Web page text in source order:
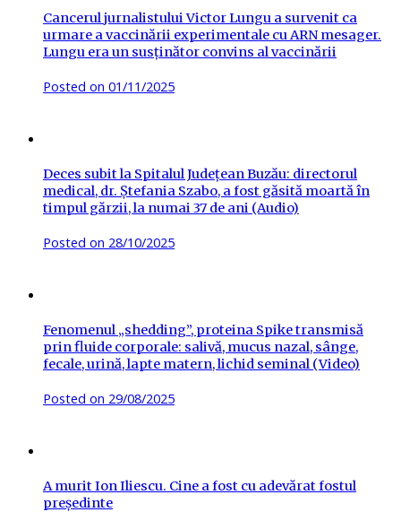
Cancerul jurnalistului Victor Lungu a survenit ca
urmare a vaccinării experimentale cu ARN mesager.
Lungu era un susținător convins al vaccinării
Posted on 01/11/2025
Deces subit la Spitalul Județean Buzău: directorul
medical, dr. Ștefania Szabo, a fost găsită moartă în
timpul gărzii, la numai 37 de ani (Audio)
Posted on 28/10/2025
Fenomenul „shedding”, proteina Spike transmisă
prin fluide corporale: salivă, mucus nazal, sânge,
fecale, urină, lapte matern, lichid seminal (Video)
Posted on 29/08/2025
A murit Ion Iliescu. Cine a fost cu adevărat fostul
președinte